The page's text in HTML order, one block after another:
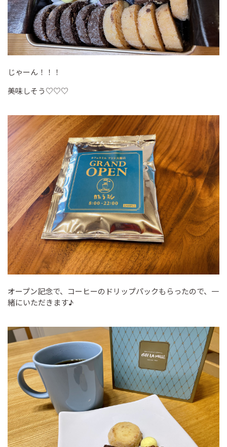
じゃーん！！！
美味しそう♡♡♡
オープン記念で、コーヒーのドリップパックもらったので、一
緒にいただきます♪